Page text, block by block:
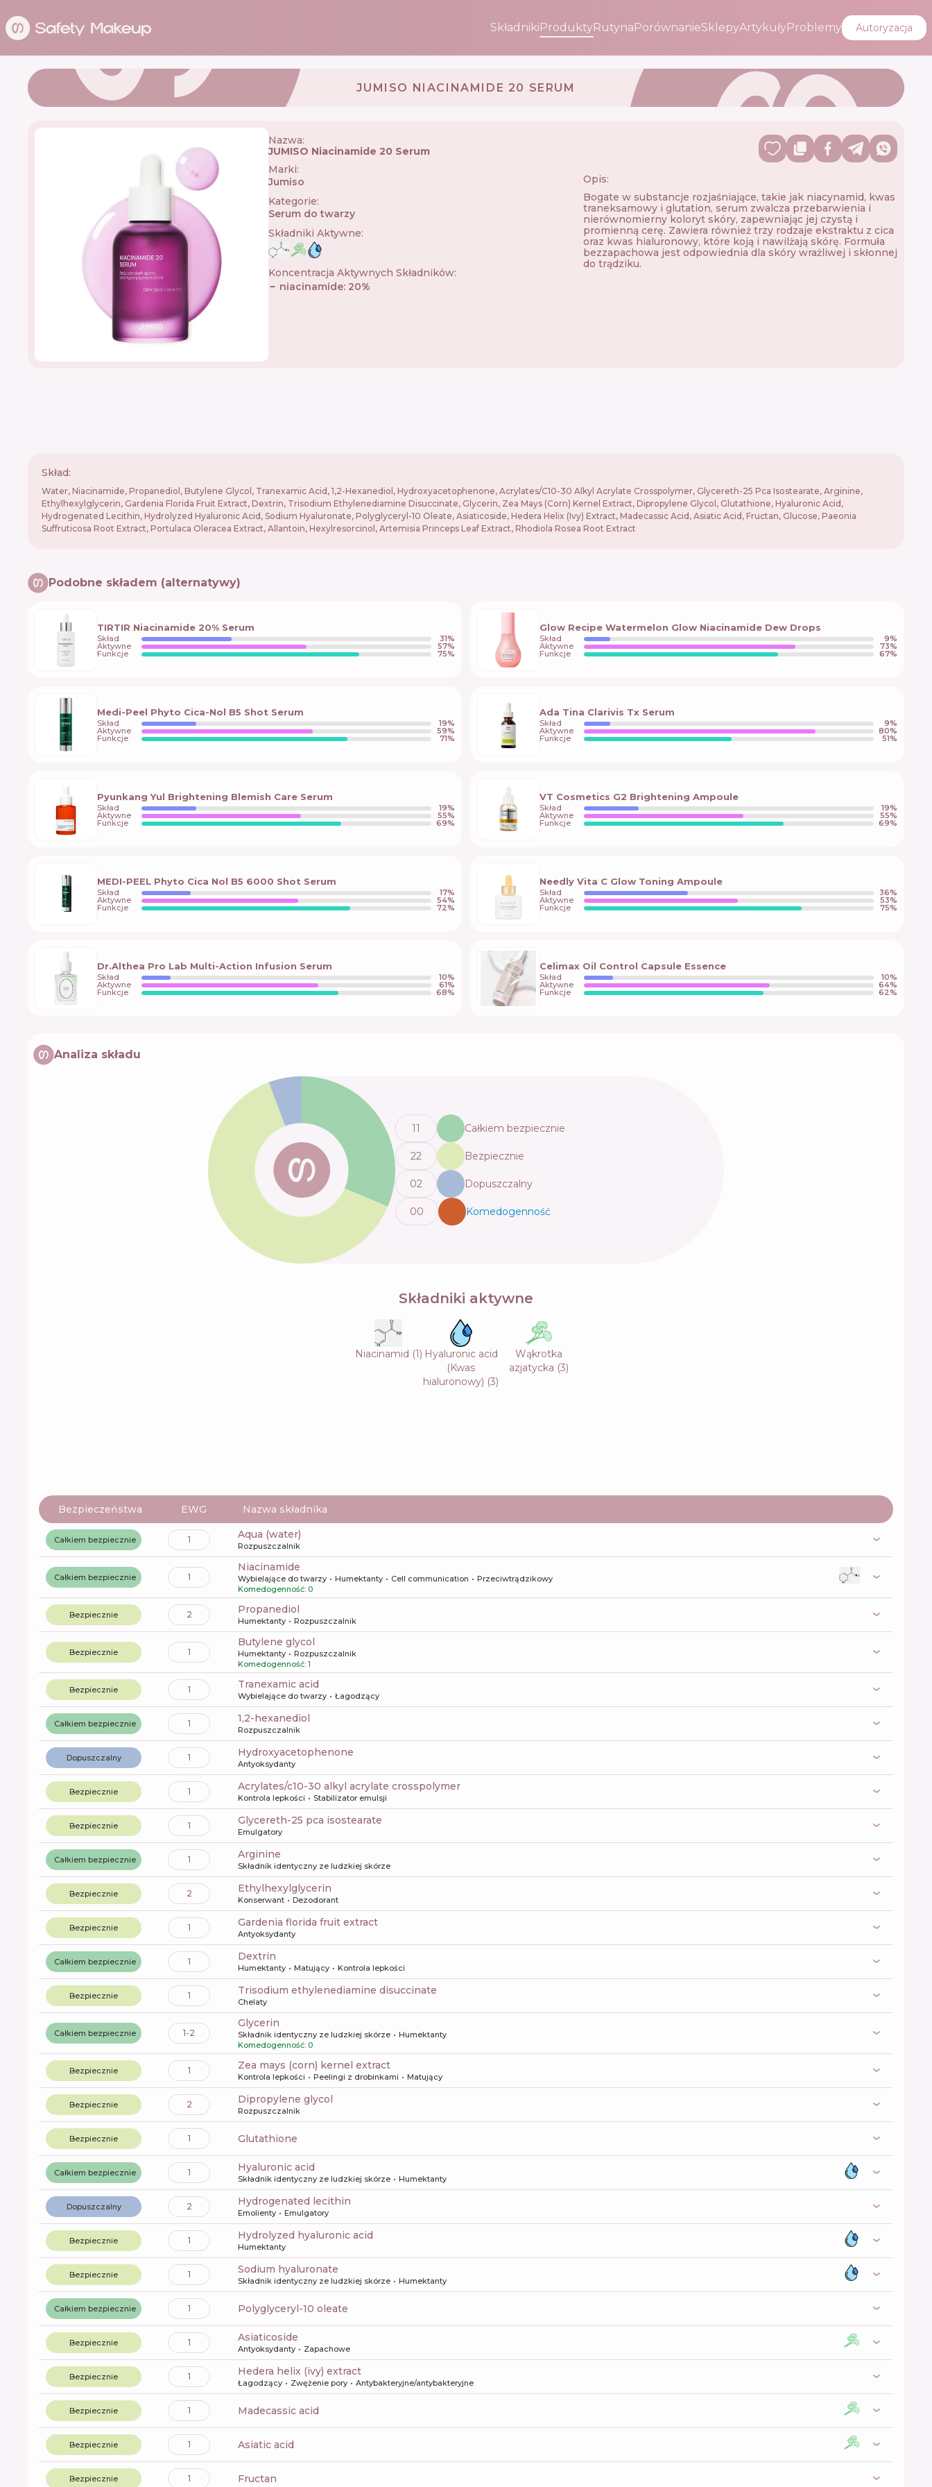
SkładnikiProduktyRutynaPorównanieSklepyArtykułyProblemy Autoryzacja
JUMISO NIACINAMIDE 20 SERUM
Nazwa:
JUMISO Niacinamide 20 Serum
Marki:
Jumiso
Kategorie:
Serum do twarzy
Składniki Aktywne:
Koncentracja Aktywnych Składników:
niacinamide: 20%
Opis:
Bogate w substancje rozjaśniające, takie jak niacynamid, kwas
traneksamowy i glutation, serum zwalcza przebarwienia i
nierównomierny koloryt skóry, zapewniając jej czystą i
promienną cerę. Zawiera również trzy rodzaje ekstraktu z cica
oraz kwas hialuronowy, które koją i nawilżają skórę. Formuła
bezzapachowa jest odpowiednia dla skóry wrażliwej i skłonnej
do trądziku.
Skład:
Water, Niacinamide, Propanediol, Butylene Glycol, Tranexamic Acid, 1,2-Hexanediol, Hydroxyacetophenone, Acrylates/C10-30 Alkyl Acrylate Crosspolymer, Glycereth-25 Pca Isostearate, Arginine,
Ethylhexylglycerin, Gardenia Florida Fruit Extract, Dextrin, Trisodium Ethylenediamine Disuccinate, Glycerin, Zea Mays (Corn) Kernel Extract, Dipropylene Glycol, Glutathione, Hyaluronic Acid,
Hydrogenated Lecithin, Hydrolyzed Hyaluronic Acid, Sodium Hyaluronate, Polyglyceryl-10 Oleate, Asiaticoside, Hedera Helix (Ivy) Extract, Madecassic Acid, Asiatic Acid, Fructan, Glucose, Paeonia
Suffruticosa Root Extract, Portulaca Oleracea Extract, Allantoin, Hexylresorcinol, Artemisia Princeps Leaf Extract, Rhodiola Rosea Root Extract
Podobne składem (alternatywy)
TIRTIR Niacinamide 20% Serum
Skład 31%
Aktywne 57%
Funkcje 75%
Glow Recipe Watermelon Glow Niacinamide Dew Drops
Skład 9%
Aktywne 73%
Funkcje 67%
Medi-Peel Phyto Cica-Nol B5 Shot Serum
Skład 19%
Aktywne 59%
Funkcje 71%
Ada Tina Clarivis Tx Serum
Skład 9%
Aktywne 80%
Funkcje 51%
Pyunkang Yul Brightening Blemish Care Serum
Skład 19%
Aktywne 55%
Funkcje 69%
VT Cosmetics G2 Brightening Ampoule
Skład 19%
Aktywne 55%
Funkcje 69%
MEDI-PEEL Phyto Cica Nol B5 6000 Shot Serum
Skład 17%
Aktywne 54%
Funkcje 72%
Needly Vita C Glow Toning Ampoule
Skład 36%
Aktywne 53%
Funkcje 75%
Dr.Althea Pro Lab Multi-Action Infusion Serum
Skład 10%
Aktywne 61%
Funkcje 68%
Celimax Oil Control Capsule Essence
Skład 10%
Aktywne 64%
Funkcje 62%
Analiza składu
11 Całkiem bezpiecznie
22 Bezpiecznie
02 Dopuszczalny
00 Komedogenność
Składniki aktywne
Niacinamid (1) Hyaluronic acid
(Kwas
hialuronowy) (3)
Wąkrotka
azjatycka (3)
Bezpieczeństwa EWG Nazwa składnika
Całkiem bezpiecznie 1 aqua (water)
Rozpuszczalnik
Całkiem bezpiecznie 1
niacinamide
Wybielające do twarzy Humektanty Cell communication
Przeciwtrądzikowy
Komedogenność: 0
Bezpiecznie 2 propanediol
Humektanty Rozpuszczalnik
Bezpiecznie 1
butylene glycol
Humektanty
Rozpuszczalnik
Komedogenność: 1
Bezpiecznie 1 tranexamic acid
Wybielające do twarzy Łagodzący
Całkiem bezpiecznie 1 1,2-hexanediol
Rozpuszczalnik
Dopuszczalny 1 Hydroxyacetophenone
Antyoksydanty
Bezpiecznie 1 acrylates/c10-30 alkyl acrylate crosspolymer
Kontrola lepkości Stabilizator emulsji
Bezpiecznie 1 glycereth-25 pca isostearate
Emulgatory
Całkiem bezpiecznie 1 arginine
Składnik identyczny ze ludzkiej skórze
Bezpiecznie 2 ethylhexylglycerin
Konserwant Dezodorant
Bezpiecznie 1 gardenia florida fruit extract
Antyoksydanty
Całkiem bezpiecznie 1 dextrin
Humektanty Matujący Kontrola lepkości
Bezpiecznie 1 trisodium ethylenediamine disuccinate
Chelaty
Całkiem bezpiecznie 1-2
glycerin
Składnik identyczny ze ludzkiej skórze
Humektanty
Komedogenność: 0
Bezpiecznie 1 zea mays (corn) kernel extract
Kontrola lepkości Peelingi z drobinkami Matujący
Bezpiecznie 2 dipropylene glycol
Rozpuszczalnik
Bezpiecznie 1 glutathione
Całkiem bezpiecznie 1 hyaluronic acid
Składnik identyczny ze ludzkiej skórze Humektanty
Dopuszczalny 2 hydrogenated lecithin
Emolienty Emulgatory
Bezpiecznie 1 hydrolyzed hyaluronic acid
Humektanty
Bezpiecznie 1 sodium hyaluronate
Składnik identyczny ze ludzkiej skórze Humektanty
Całkiem bezpiecznie 1 polyglyceryl-10 oleate
Bezpiecznie 1 asiaticoside
Antyoksydanty Zapachowe
Bezpiecznie 1 hedera helix (ivy) extract
Łagodzący Zwężenie pory Antybakteryjne/antybakteryjne
Bezpiecznie 1 madecassic acid
Bezpiecznie 1 asiatic acid
Bezpiecznie 1 fructan